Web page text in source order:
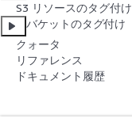
S3 リソースのタグ付け
バケットのタグ付け
クォータ
リファレンス
ドキュメント履歴